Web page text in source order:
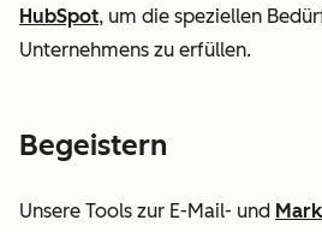
HubSpot, um die speziellen
Unternehmens zu erfüllen.
Begeistern
Unsere Tools zur E-Mail- und